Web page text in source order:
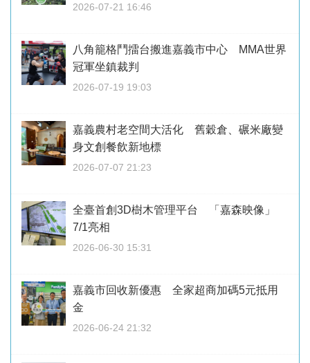
2026-07-21 16:46
八角籠格鬥擂台搬進嘉義市中心 MMA世界
冠軍坐鎮裁判
2026-07-19 19:03
嘉義農村老空間大活化 舊穀倉、碾米廠變
身文創餐飲新地標
2026-07-07 21:23
全臺首創3D樹木管理平台 「嘉森映像」
7/1亮相
2026-06-30 15:31
嘉義市回收新優惠 全家超商加碼5元抵用
金
2026-06-24 21:32